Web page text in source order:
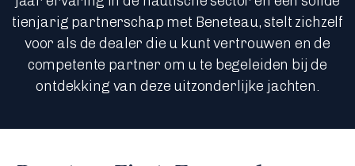
tienjarig partnerschap met Beneteau, stelt zichzelf
voor als de dealer die u kunt vertrouwen en de
competente partner om u te begeleiden bij de
ontdekking van deze uitzonderlijke jachten.